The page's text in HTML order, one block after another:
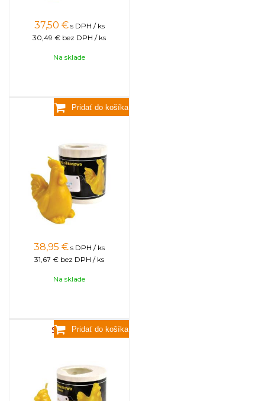
37,50 € s DPH / ks
30,49 € bez DPH / ks
Na sklade
Kohút
38,95 € s DPH / ks
31,67 € bez DPH / ks
Na sklade
Sliepočka